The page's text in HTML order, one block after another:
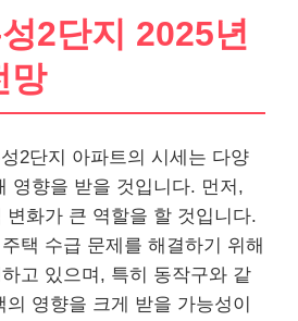
2단지 2025년
망
2단지 아파트의 시세는 다양
영향을 받을 것입니다. 먼저,
변화가 큰 역할을 할 것입니다.
택 수급 문제를 해결하기 위해
고 있으며, 특히 동작구와 같
영향을 크게 받을 가능성이